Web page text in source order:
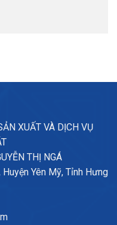
XUẤT VÀ DỊCH VỤ
THỊ NGÁ
Yên Mỹ, Tỉnh Hưng